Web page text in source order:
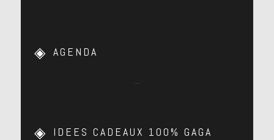
AGENDA
IDEES CADEAUX 100% GAGA